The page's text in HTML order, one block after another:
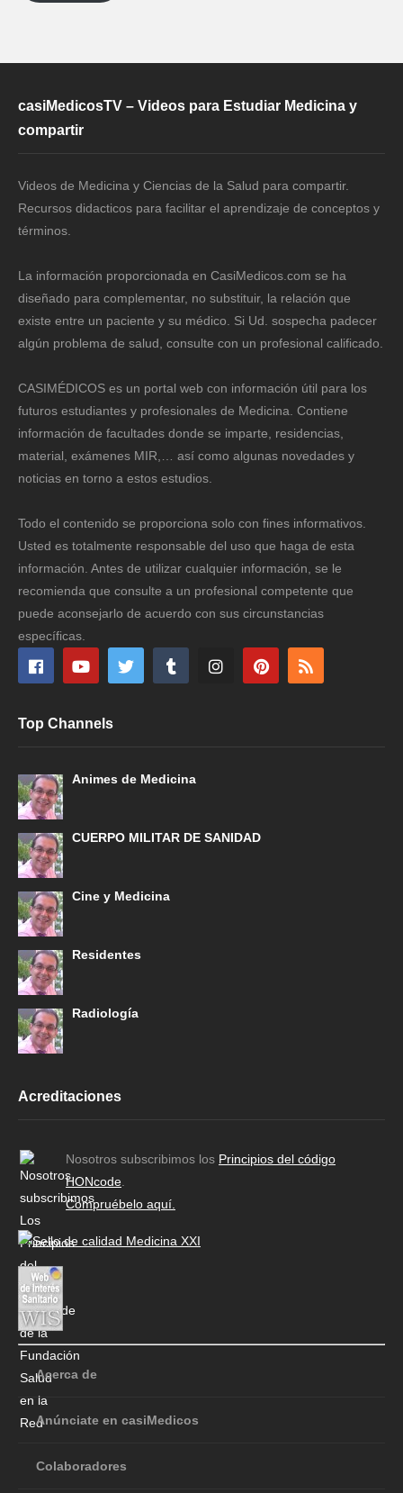
casiMedicosTV – Videos para Estudiar Medicina y
compartir
Videos de Medicina y Ciencias de la Salud para compartir.
Recursos didacticos para facilitar el aprendizaje de conceptos y
términos.
La información proporcionada en CasiMedicos.com se ha
diseñado para complementar, no substituir, la relación que
existe entre un paciente y su médico. Si Ud. sospecha padecer
algún problema de salud, consulte con un profesional calificado.
CASIMÉDICOS es un portal web con información útil para los
futuros estudiantes y profesionales de Medicina. Contiene
información de facultades donde se imparte, residencias,
material, exámenes MIR,… así como algunas novedades y
noticias en torno a estos estudios.
Todo el contenido se proporciona solo con fines informativos.
Usted es totalmente responsable del uso que haga de esta
información. Antes de utilizar cualquier información, se le
recomienda que consulte a un profesional competente que
puede aconsejarlo de acuerdo con sus circunstancias
específicas.
Top Channels
Animes de Medicina
CUERPO MILITAR DE SANIDAD
Cine y Medicina
Residentes
Radiología
Acreditaciones
Nosotros subscribimos los Principios del código
HONcode
Compruébelo aquí.
Acerca de
Anúnciate en casiMedicos
Colaboradores